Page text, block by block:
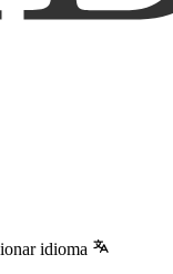
idioma